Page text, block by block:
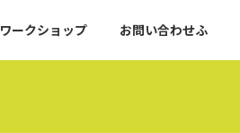
ワークショップ お問い合わせふ